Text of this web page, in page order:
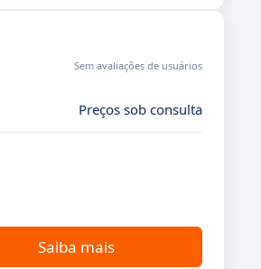
Sem avaliações de usuários
Preços sob consulta
Saiba mais